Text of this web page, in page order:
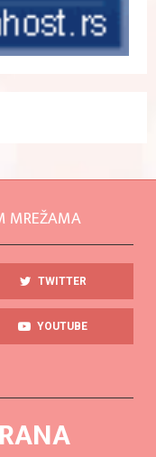
MREŽAMA
TWITTER
YOUTUBE